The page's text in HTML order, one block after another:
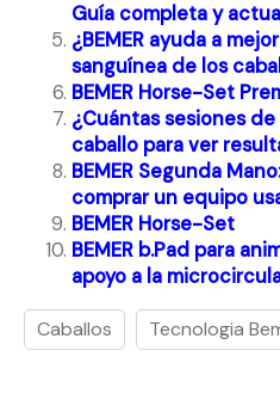
Guía completa y
¿BEMER ayuda a
sanguínea de los
BEMER Horse-Set
¿Cuántas sesiones de
caballo para ver
BEMER Segunda
comprar un equipo
BEMER Horse-Set
BEMER b.Pad para
apoyo a la
Caballos Tecnologia